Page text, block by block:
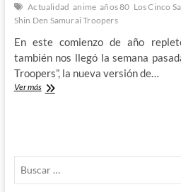
Actualidad anime años 80 Los Cinco
Shin Den Samurai Troopers
En este comienzo de año
también nos llegó la semana
Troopers”, la nueva versión de…
Ver másVuelven